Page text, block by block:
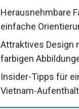
Herausnehmbare
einfache
Attraktives Design
farbigen
Insider-Tipps für
Vietnam-Aufenthalt